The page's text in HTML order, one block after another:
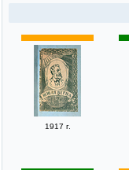
1917 г.